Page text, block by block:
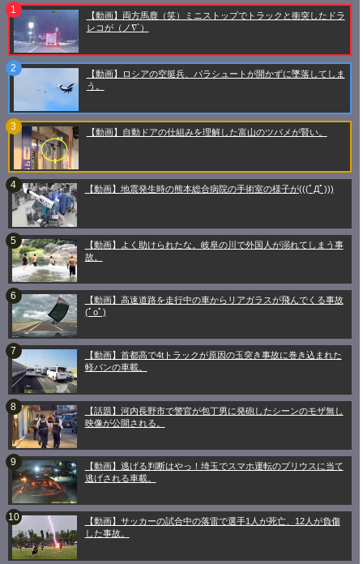
【動画】両方馬鹿（笑）ミニストップでトラックと衝突したドラ
レコが（ノ∇`）
【動画】ロシアの空挺兵、パラシュートが開かずに墜落してしま
う。
【動画】自動ドアの仕組みを理解した富山のツバメが賢い。
【動画】地震発生時の熊本総合病院の手術室の様子が(((ﾟДﾟ)))
【動画】よく助けられたな。岐阜の川で外国人が溺れてしまう事
故。
【動画】高速道路を走行中の車からリアガラスが飛んでくる事故
(ﾟoﾟ)
【動画】首都高で4tトラックが原因の玉突き事故に巻き込まれた
軽バンの車載。
【話題】河内長野市で警官が包丁男に発砲したシーンのモザ無し
映像が公開される。
【動画】逃げる判断はやっ！埼玉でスマホ運転のプリウスに当て
逃げされる車載。
【動画】サッカーの試合中の落雷で選手1人が死亡、12人が負傷
した事故。